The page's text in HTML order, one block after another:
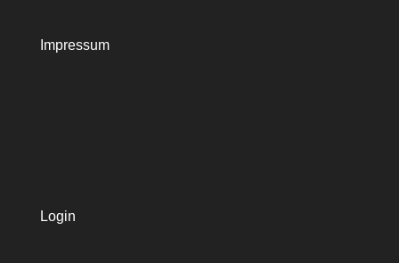
Impressum
Login